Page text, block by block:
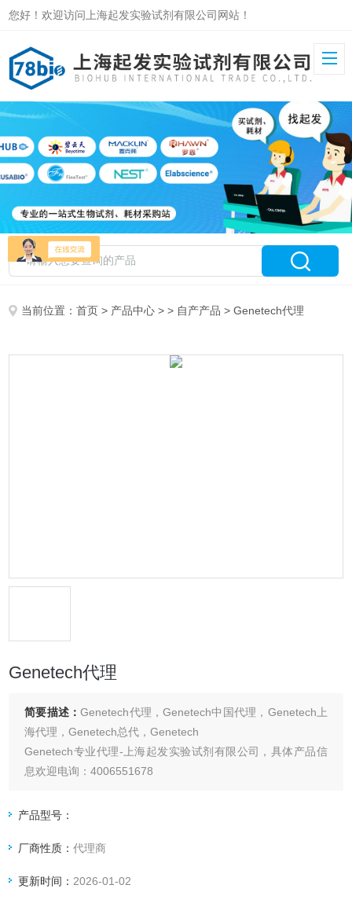
您好！欢迎访问上海起发实验试剂有限公司网站！
当前位置：首页 > 产品中心 > > 自产产品 > Genetech代理
Genetech代理
简要描述：Genetech代理，Genetech中国代理，Genetech上
海代理，Genetech总代，Genetech
Genetech专业代理-上海起发实验试剂有限公司，具体产品信
息欢迎电询：4006551678
产品型号：
厂商性质：代理商
更新时间： 2026-01-02